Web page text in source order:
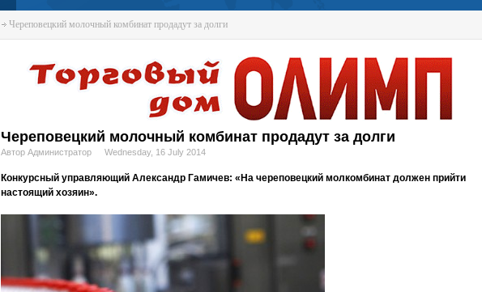
Череповецкий молочный комбинат продадут за долги
Череповецкий молочный комбинат продадут за долги
Автор Администратор Wednesday, 16 July 2014
Конкурсный управляющий Александр Гамичев: «На череповецкий молкомбинат должен прийти
настоящий хозяин».